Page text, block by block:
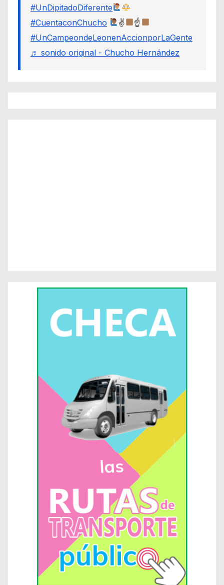
#UnDipitadoDiferente
#CuentaconChucho
✌
☝
#UnCampeondeLeonenAccionporLaGente
♬ sonido original - Chucho Hernández